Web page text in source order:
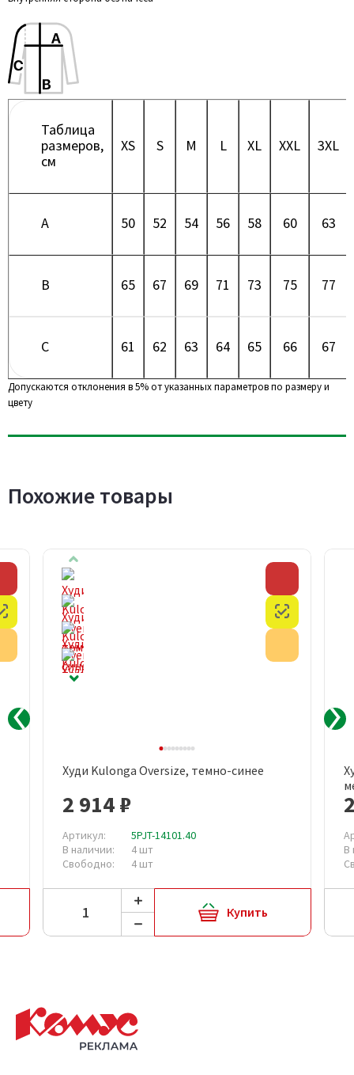
Таблица
размеров,
см
XS S M L XL XXL 3XL
A 50 52 54 56 58 60 63
B 65 67 69 71 73 75 77
C 61 62 63 64 65 66 67
Допускаются отклонения в 5% от указанных параметров по размеру и
цвету
Похожие товары
Честный знак
Худи Kulonga Oversize, темно-синее
2 914 ₽
Артикул:
5PJT-14101.40
В наличии:
4 шт
Свободно:
4 шт
Купить
В